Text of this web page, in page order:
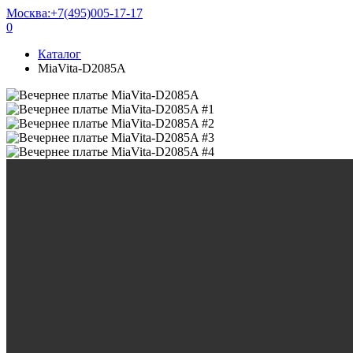
Москва:+7(495)005-17-17
0
Каталог
MiaVita-D2085A